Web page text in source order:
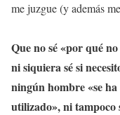
me juzgue (y además
Que no sé «por qué
ni siquiera sé si
ningún hombre «se
utilizado», ni tampoco